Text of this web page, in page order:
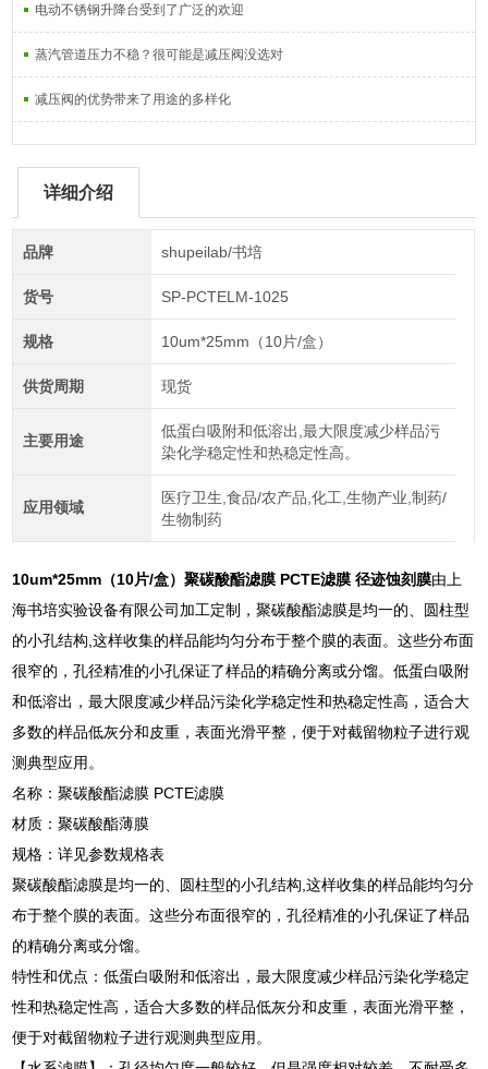
电动不锈钢升降台受到了广泛的欢迎
蒸汽管道压力不稳？很可能是减压阀没选对
减压阀的优势带来了用途的多样化
详细介绍
品牌 shupeilab/书培
货号 SP-PCTELM-1025
规格 10um*25mm（10片/盒）
供货周期 现货
主要用途
低蛋白吸附和低溶出,最大限度减少样品污
染化学稳定性和热稳定性高。
应用领域
医疗卫生,食品/农产品,化工,生物产业,制药/
生物制药
10um*25mm（10片/盒）聚碳酸酯滤膜 PCTE滤膜 径迹蚀刻膜由上
海书培实验设备有限公司加工定制，聚碳酸酯滤膜是均一的、圆柱型
的小孔结构,这样收集的样品能均匀分布于整个膜的表面。这些分布面
很窄的，孔径精准的小孔保证了样品的精确分离或分馏。低蛋白吸附
和低溶出，最大限度减少样品污染化学稳定性和热稳定性高，适合大
多数的样品低灰分和皮重，表面光滑平整，便于对截留物粒子进行观
测典型应用。
名称：聚碳酸酯滤膜 PCTE滤膜
材质：聚碳酸酯薄膜
规格：详见参数规格表
聚碳酸酯滤膜是均一的、圆柱型的小孔结构,这样收集的样品能均匀分
布于整个膜的表面。这些分布面很窄的，孔径精准的小孔保证了样品
的精确分离或分馏。
特性和优点：低蛋白吸附和低溶出，最大限度减少样品污染化学稳定
性和热稳定性高，适合大多数的样品低灰分和皮重，表面光滑平整，
便于对截留物粒子进行观测典型应用。